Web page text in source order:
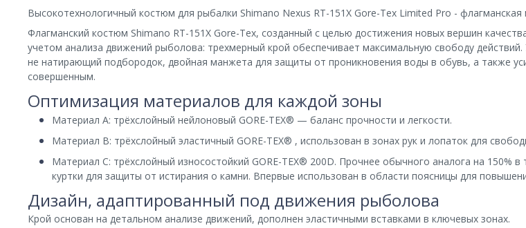
Высокотехнологичный костюм для рыбалки Shimano Nexus RT-151X Gore-Tex Limited Pro -
Флагманский костюм Shimano RT-151X Gore-Tex, созданный с целью достижения новых вершин
учетом анализа движений рыболова: трехмерный крой обеспечивает максимальную свободу
не натирающий подбородок, двойная манжета для защиты от проникновения воды в обувь, а также
совершенным.
Оптимизация материалов для каждой зоны
Материал A: трёхслойный нейлоновый GORE-TEX® — баланс прочности и легкости.
Материал B: трёхслойный эластичный GORE-TEX® , использован в зонах рук и лопаток для
Материал C: трёхслойный износостойкий GORE-TEX® 200D. Прочнее обычного аналога на
куртки для защиты от истирания о камни. Впервые использован в области поясницы для
Дизайн, адаптированный под движения рыболова
Крой основан на детальном анализе движений, дополнен эластичными вставками в ключевых зонах.